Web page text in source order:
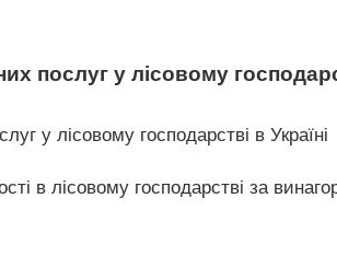
послуг у лісовому
у лісовому господарстві в Україні
в лісовому господарстві за